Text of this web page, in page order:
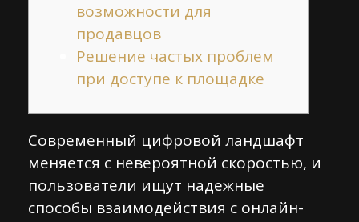
возможности для
продавцов
Решение частых проблем
при доступе к площадке
Современный цифровой ландшафт
меняется с невероятной скоростью, и
пользователи ищут надежные
способы взаимодействия с онлайн-